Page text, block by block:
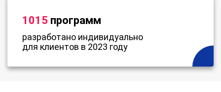
1015 программ
разработано индивидуально
для клиентов в 2023 году